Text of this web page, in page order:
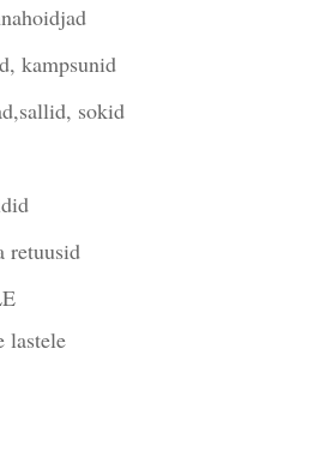
kampsunid
sokid
retuusid
lastele